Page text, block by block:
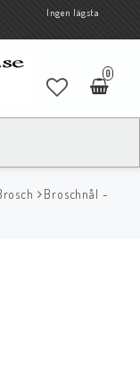
Ingen lägsta
0
Broschnål -